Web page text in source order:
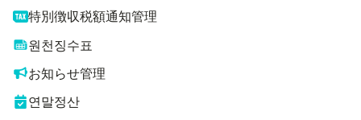
特別徴収税額通知管理
원천징수표
お知らせ管理
연말정산